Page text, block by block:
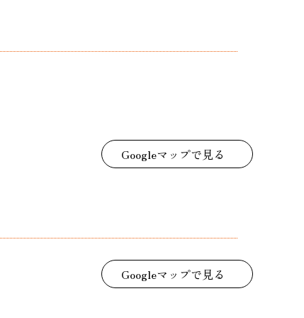
Googleマップで見る
Googleマップで見る